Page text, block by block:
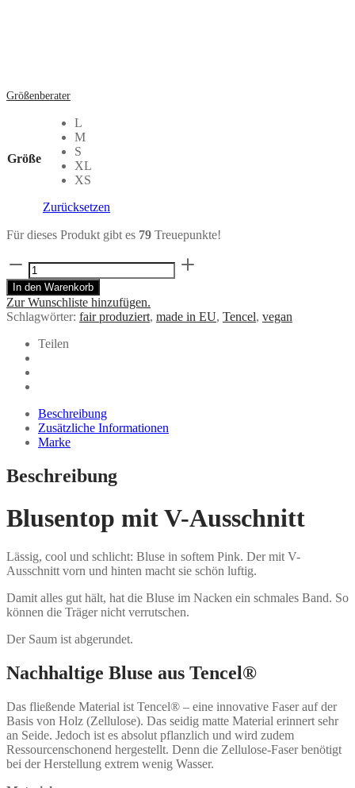
Größenberater
Größe
L
M
S
XL
XS
Zurücksetzen
Für dieses Produkt gibt es 79 Treuepunkte!
Blusentop
VAU
in
Pink
aus
Menge
In den Warenkorb
Zur Wunschliste hinzufügen.
Schlagwörter: fair produziert, made in EU, Tencel, vegan
Teilen
Beschreibung
Zusätzliche Informationen
Marke
Beschreibung
Blusentop mit V-Ausschnitt
Lässig, cool und schlicht: Bluse in softem Pink. Der mit V-
Ausschnitt vorn und hinten macht sie schön luftig.
Damit alles gut hält, hat die Bluse im Nacken ein schmales Band. So
können die Träger nicht verrutschen.
Der Saum ist abgerundet.
Nachhaltige Bluse aus Tencel®
Das fließende Material ist Tencel® – eine innovative Faser auf der
Basis von Holz (Zellulose). Das seidig matte Material erinnert sehr
an Seide. Jedoch ist es absolut pflanzlich und wird zudem
Ressourcenschonend hergestellt. Denn die Zellulose-Faser benötigt
bei der Herstellung extrem wenig Wasser.